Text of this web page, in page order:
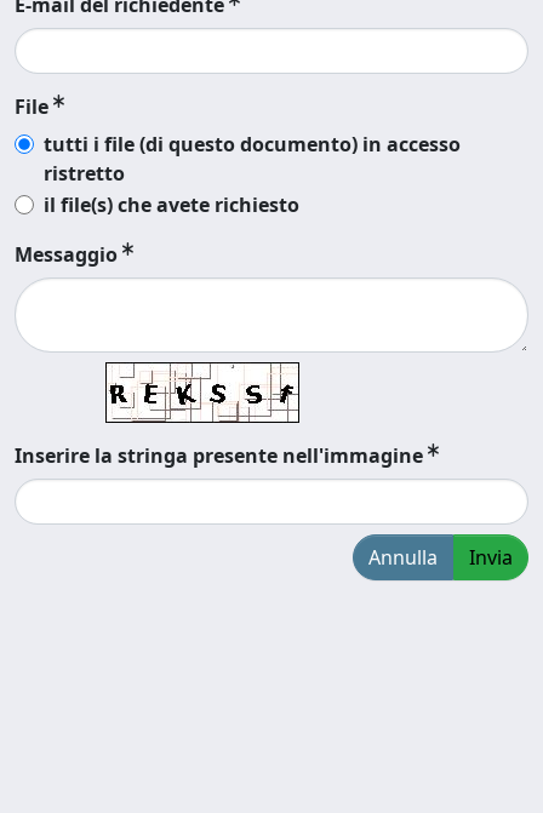
File
tutti i file (di questo documento) in accesso
ristretto
il file(s) che avete richiesto
Messaggio
Inserire la stringa presente nell'immagine
Annulla Invia